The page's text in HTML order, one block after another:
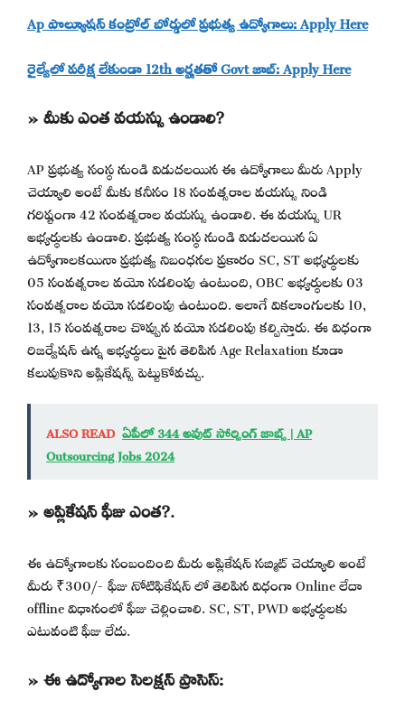
Ap పొల్యూషన్ కంట్రోల్ బోర్డులో ప్రభుత్వ ఉద్యోగాలు: Apply Here
రైల్వేలో పరీక్ష లేకుండా 12th అర్హతతో Govt జాబ్: Apply Here
» మీకు ఎంత వయస్సు ఉండాలి?
AP ప్రభుత్వ సంస్థ నుండి విడుదలయిన ఈ ఉద్యోగాలు మీరు Apply
చెయ్యాలి అంటే మీకు కనీసం 18 సంవత్సరాల వయస్సు నిండి
గరిష్టంగా 42 సంవత్సరాల వయస్సు ఉండాలి. ఈ వయస్సు UR
అభ్యర్థులకు ఉండాలి. ప్రభుత్వ సంస్థ నుండి విడుదలయిన ఏ
ఉద్యోగాలకయినా ప్రభుత్వ నిబంధనల ప్రకారం SC, ST అభ్యర్థులకు
05 సంవత్సరాల వయో సడలింపు ఉంటుంది, OBC అభ్యర్థులకు 03
సంవత్సరాల వయో సడలింపు ఉంటుంది. అలాగే వికలాంగులకు 10,
13, 15 సంవత్సరాల చొప్పున వయో సడలింపు కల్పిస్తారు. ఈ విధంగా
రిజర్వేషన్ ఉన్న అభ్యర్థులు పైన తెలిపిన Age Relaxation కూడా
కలుపుకొని అప్లికేషన్స్ పెట్టుకోవచ్చు.
ALSO READ ఏపీలో 344 అవుట్ సోర్సింగ్ జాబ్స్ | AP
Outsourcing Jobs 2024
» అప్లికేషన్ ఫీజు ఎంత?.
ఈ ఉద్యోగాలకు సంబందించి మీరు అప్లికేషన్ సబ్మిట్ చెయ్యాలి అంటే
మీరు ₹300/- ఫీజు నోటిఫికేషన్ లో తెలిపిన విధంగా Online లేదా
offline విధానంలో ఫీజు చెల్లించాలి. SC, ST, PWD అభ్యర్థులకు
ఎటువంటి ఫీజు లేదు.
» ఈ ఉద్యోగాల సెలక్షన్ ప్రాసెస్: